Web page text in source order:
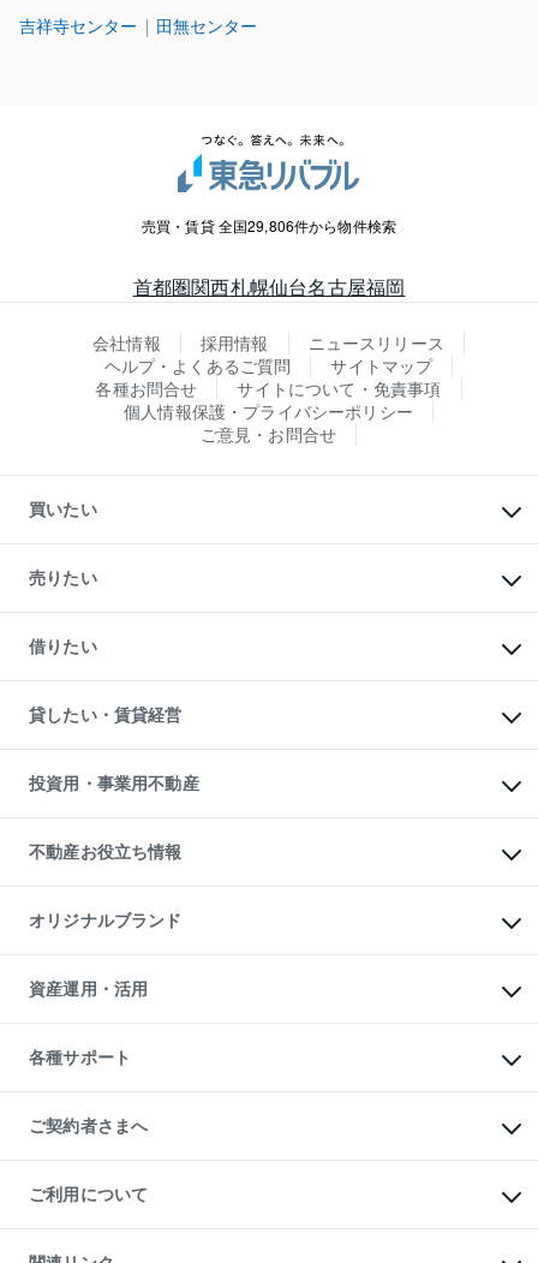
吉祥寺センター 田無センター
売買・賃貸 全国29,806件から物件検索
首都圏関西札幌仙台名古屋福岡
会社情報 採用情報
ニュースリリース
ヘルプ・よくあるご質問
サイトマップ
各種お問合せ
サイトについて・免責事項
個人情報保護・プライバシーポリシー
ご意見・お問合せ
買いたい
新築・分譲マンションの購入
中古マンションの購入
一戸建ての購入
中古一戸建ての購入
不動産購入の流れ
注目キーワード物件特集
購入ガイド
English 繁体中文簡体中文
売りたい
一戸建ての売却・査定
土地の売却・査定
スピードAI査定
不動産査定について
不動産売却の流れ
不動産買換えの流れ
売却ガイド
借りたい
オフィス・店舗の賃貸
借りるときの流れ
借りるガイド
貸したい・賃貸経営
マンション賃料データ
賃貸管理プラン
リロケーションについて
貸すガイド
投資用・事業用不動産
事業用不動産
マンション投資
投資用マンション
アパート経営
収益物件
ビル購入（ビル一棟）
投資用不動産の売却査定
事業用不動産の売却査定
不動産お役立ち情報
マンションライブラリー
人気マンションランキング
暮らしに役立つ不動産メディア
不動産相場・不動産価格情報
不動産コラム・ニュース
不動産用語集
不動産なんでもネット相談室
住まいの税金
オリジナルブランド
一棟リノベーションマンション
L`GENTE（ルジェンテ）
区分リノベーションマンション
投資用一棟レジデンスWELL
不動産小口投資
LEGACIA（レガシア）
資産運用・活用
不動産M&A
アセットマネジメント・出資
各種サポート
相続サポート
リフォームサポート
ご契約者さまへ
ご紹介・再契約特典
入居者様専用-各種ご案内（賃貸）
東急こすもす会「こすもすWeb」
ご利用について
金融商品取引について